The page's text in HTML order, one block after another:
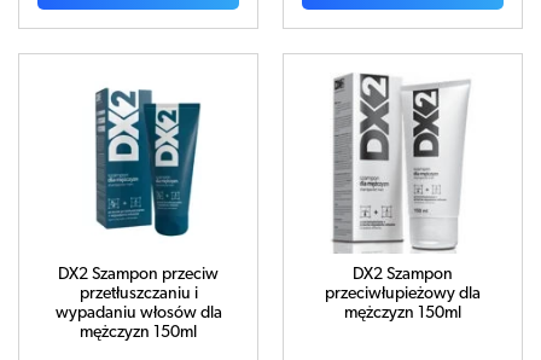
DX2 Szampon przeciw
przetłuszczaniu i
wypadaniu włosów dla
mężczyzn 150ml
DX2 Szampon
przeciwłupieżowy dla
mężczyzn 150ml